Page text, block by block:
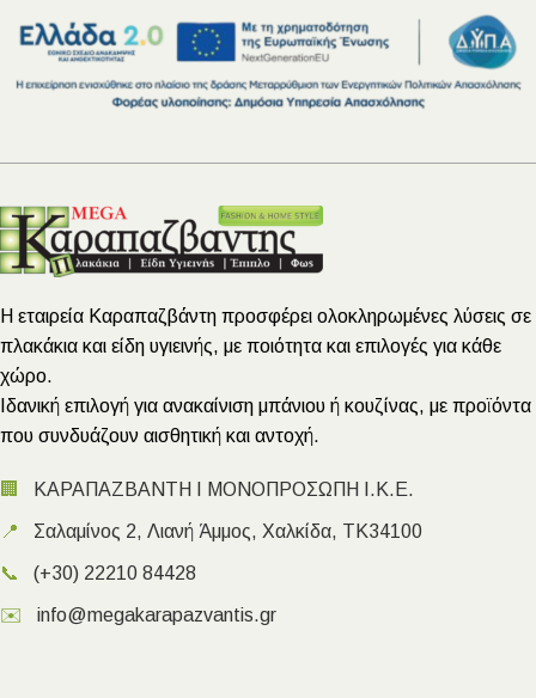
Η εταιρεία Καραπαζβάντη προσφέρει ολοκληρωμένες λύσεις σε
πλακάκια και είδη υγιεινής, με ποιότητα και επιλογές για κάθε
χώρο.
Ιδανική επιλογή για ανακαίνιση μπάνιου ή κουζίνας, με προϊόντα
που συνδυάζουν αισθητική και αντοχή.
🏢 ΚΑΡΑΠΑΖΒΑΝΤΗ Ι ΜΟΝΟΠΡΟΣΩΠΗ Ι.Κ.Ε.
📍 Σαλαμίνος 2, Λιανή Άμμος, Χαλκίδα, ΤΚ34100
📞 (+30) 22210 84428
✉️ info@megakarapazvantis.gr